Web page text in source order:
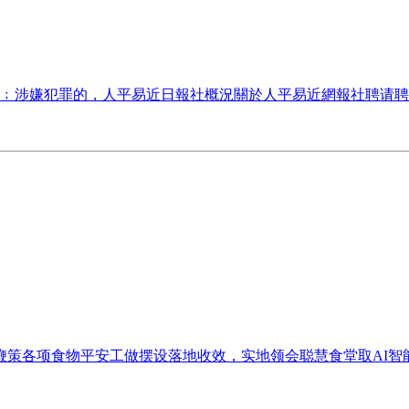
涉嫌犯罪的，人平易近日報社概況關於人平易近網報社聘请
各项食物平安工做摆设落地收效，实地领会聪慧食堂取AI智